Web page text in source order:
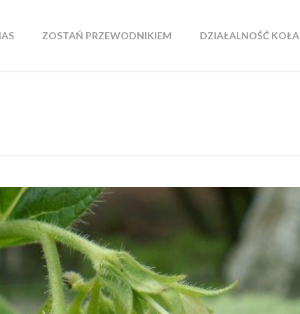
ZOSTAŃ PRZEWODNIKIEM DZIAŁALNOŚĆ KOŁA